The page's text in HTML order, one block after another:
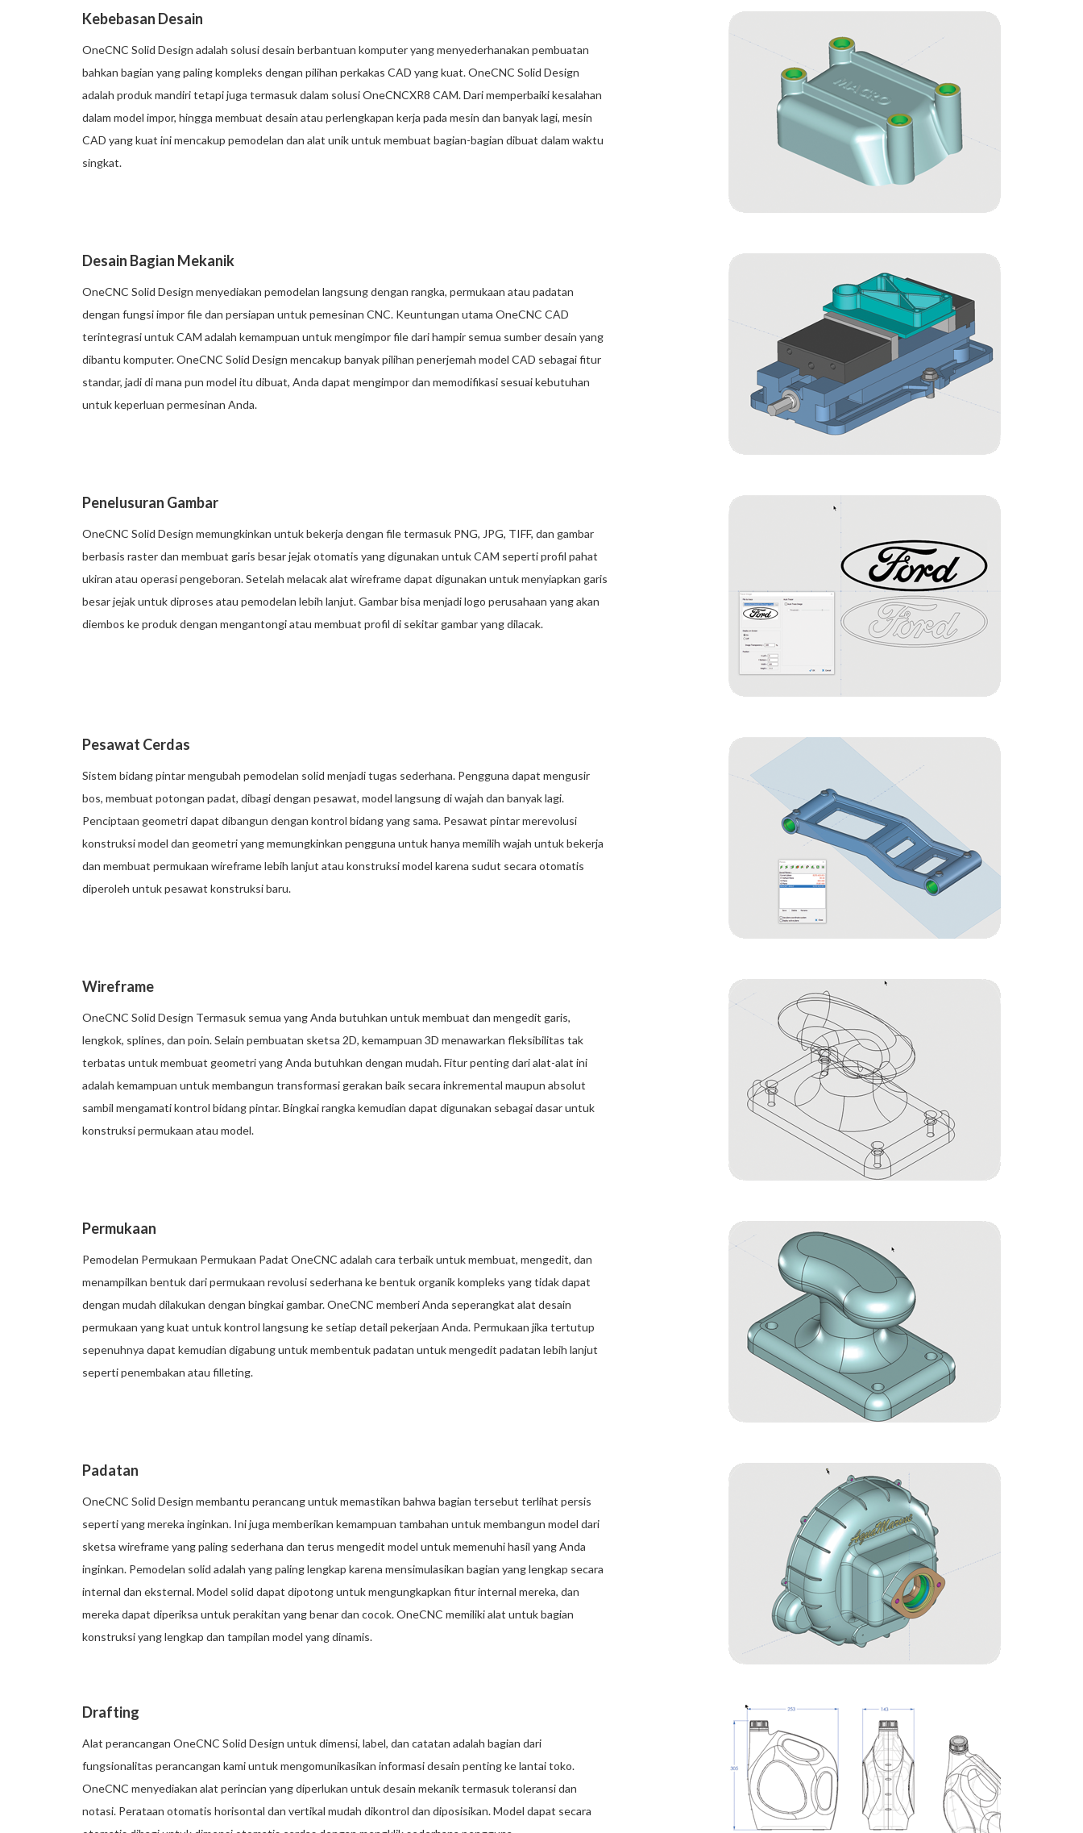
Kebebasan Desain
OneCNC Solid Design adalah solusi desain berbantuan komputer yang menyederhanakan pembuatan
bahkan bagian yang paling kompleks dengan pilihan perkakas CAD yang kuat. OneCNC Solid Design
adalah produk mandiri tetapi juga termasuk dalam solusi OneCNCXR8 CAM. Dari memperbaiki kesalahan
dalam model impor, hingga membuat desain atau perlengkapan kerja pada mesin dan banyak lagi, mesin
CAD yang kuat ini mencakup pemodelan dan alat unik untuk membuat bagian-bagian dibuat dalam waktu
singkat.
Desain Bagian Mekanik
OneCNC Solid Design menyediakan pemodelan langsung dengan rangka, permukaan atau padatan
dengan fungsi impor file dan persiapan untuk pemesinan CNC. Keuntungan utama OneCNC CAD
terintegrasi untuk CAM adalah kemampuan untuk mengimpor file dari hampir semua sumber desain yang
dibantu komputer. OneCNC Solid Design mencakup banyak pilihan penerjemah model CAD sebagai fitur
standar, jadi di mana pun model itu dibuat, Anda dapat mengimpor dan memodifikasi sesuai kebutuhan
untuk keperluan permesinan Anda.
Penelusuran Gambar
OneCNC Solid Design memungkinkan untuk bekerja dengan file termasuk PNG, JPG, TIFF, dan gambar
berbasis raster dan membuat garis besar jejak otomatis yang digunakan untuk CAM seperti profil pahat
ukiran atau operasi pengeboran. Setelah melacak alat wireframe dapat digunakan untuk menyiapkan garis
besar jejak untuk diproses atau pemodelan lebih lanjut. Gambar bisa menjadi logo perusahaan yang akan
diembos ke produk dengan mengantongi atau membuat profil di sekitar gambar yang dilacak.
Pesawat Cerdas
Sistem bidang pintar mengubah pemodelan solid menjadi tugas sederhana. Pengguna dapat mengusir
bos, membuat potongan padat, dibagi dengan pesawat, model langsung di wajah dan banyak lagi.
Penciptaan geometri dapat dibangun dengan kontrol bidang yang sama. Pesawat pintar merevolusi
konstruksi model dan geometri yang memungkinkan pengguna untuk hanya memilih wajah untuk bekerja
dan membuat permukaan wireframe lebih lanjut atau konstruksi model karena sudut secara otomatis
diperoleh untuk pesawat konstruksi baru.
Wireframe
OneCNC Solid Design Termasuk semua yang Anda butuhkan untuk membuat dan mengedit garis,
lengkok, splines, dan poin. Selain pembuatan sketsa 2D, kemampuan 3D menawarkan fleksibilitas tak
terbatas untuk membuat geometri yang Anda butuhkan dengan mudah. Fitur penting dari alat-alat ini
adalah kemampuan untuk membangun transformasi gerakan baik secara inkremental maupun absolut
sambil mengamati kontrol bidang pintar. Bingkai rangka kemudian dapat digunakan sebagai dasar untuk
konstruksi permukaan atau model.
Permukaan
Pemodelan Permukaan Permukaan Padat OneCNC adalah cara terbaik untuk membuat, mengedit, dan
menampilkan bentuk dari permukaan revolusi sederhana ke bentuk organik kompleks yang tidak dapat
dengan mudah dilakukan dengan bingkai gambar. OneCNC memberi Anda seperangkat alat desain
permukaan yang kuat untuk kontrol langsung ke setiap detail pekerjaan Anda. Permukaan jika tertutup
sepenuhnya dapat kemudian digabung untuk membentuk padatan untuk mengedit padatan lebih lanjut
seperti penembakan atau filleting.
Padatan
OneCNC Solid Design membantu perancang untuk memastikan bahwa bagian tersebut terlihat persis
seperti yang mereka inginkan. Ini juga memberikan kemampuan tambahan untuk membangun model dari
sketsa wireframe yang paling sederhana dan terus mengedit model untuk memenuhi hasil yang Anda
inginkan. Pemodelan solid adalah yang paling lengkap karena mensimulasikan bagian yang lengkap secara
internal dan eksternal. Model solid dapat dipotong untuk mengungkapkan fitur internal mereka, dan
mereka dapat diperiksa untuk perakitan yang benar dan cocok. OneCNC memiliki alat untuk bagian
konstruksi yang lengkap dan tampilan model yang dinamis.
Drafting
Alat perancangan OneCNC Solid Design untuk dimensi, label, dan catatan adalah bagian dari
fungsionalitas perancangan kami untuk mengomunikasikan informasi desain penting ke lantai toko.
OneCNC menyediakan alat perincian yang diperlukan untuk desain mekanik termasuk toleransi dan
notasi. Perataan otomatis horisontal dan vertikal mudah dikontrol dan diposisikan. Model dapat secara